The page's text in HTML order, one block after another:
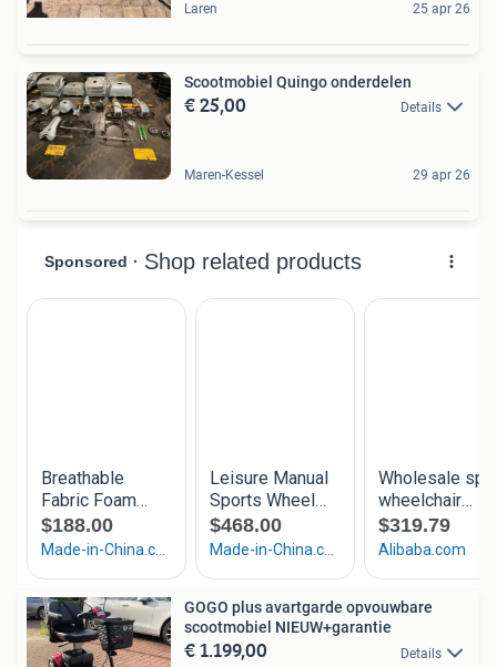
Laren 25 apr 26
Scootmobiel Quingo onderdelen
€ 25,00 Details
Maren-Kessel 29 apr 26
GOGO plus avartgarde opvouwbare
scootmobiel NIEUW+garantie
€ 1.199,00 Details